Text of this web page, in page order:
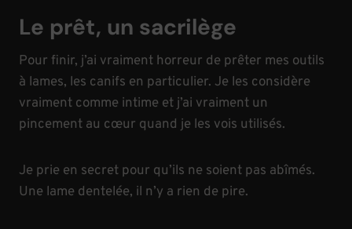
Le prêt, un sacrilège
Pour finir, j’ai vraiment horreur de prêter mes outils
à lames, les canifs en particulier. Je les considère
vraiment comme intime et j’ai vraiment un
pincement au cœur quand je les vois utilisés.
Je prie en secret pour qu’ils ne soient pas abîmés.
Une lame dentelée, il n’y a rien de pire.